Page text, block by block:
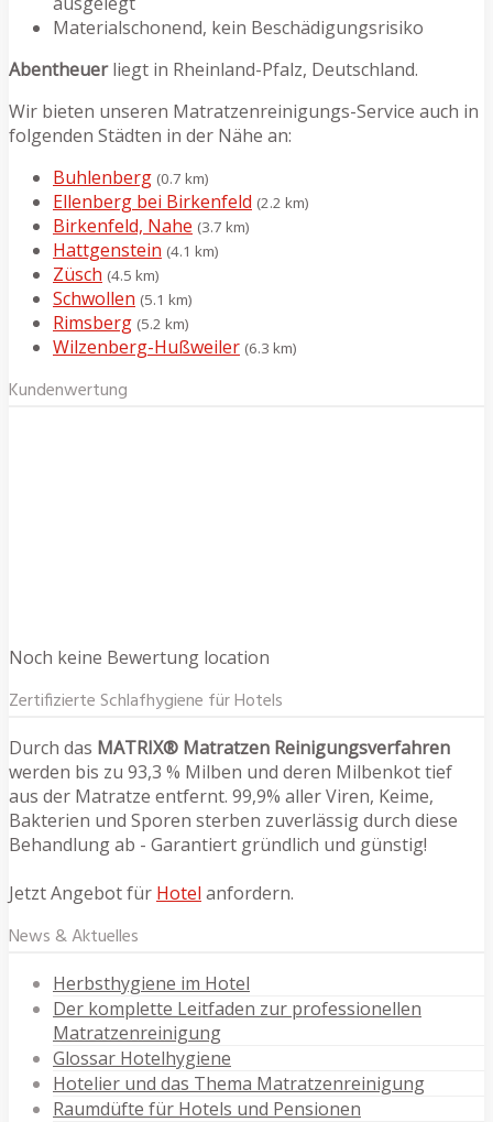
Materialschonend, kein Beschädigungsrisiko
Abentheuerliegt in Rheinland-Pfalz, Deutschland.
Wir bieten unseren Matratzenreinigungs-Service auch in
folgenden Städten in der Nähe an:
Buhlenberg (0.7 km)
Ellenberg bei Birkenfeld (2.2 km)
Birkenfeld, Nahe (3.7 km)
Hattgenstein (4.1 km)
Züsch (4.5 km)
Schwollen (5.1 km)
Rimsberg (5.2 km)
Wilzenberg-Hußweiler (6.3 km)
Kundenwertung
Noch keine Bewertung location
Zertifizierte Schlafhygiene für Hotels
Durch das MATRIX® Matratzen Reinigungsverfahren
werden bis zu 93,3 % Milben und deren Milbenkot tief
aus der Matratze entfernt. 99,9% aller Viren, Keime,
Bakterien und Sporen sterben zuverlässig durch diese
Behandlung ab - Garantiert gründlich und günstig!
Jetzt Angebot für Hotel anfordern.
News & Aktuelles
Herbsthygiene im Hotel
Der komplette Leitfaden zur professionellen
Matratzenreinigung
Glossar Hotelhygiene
Hotelier und das Thema Matratzenreinigung
Raumdüfte für Hotels und Pensionen